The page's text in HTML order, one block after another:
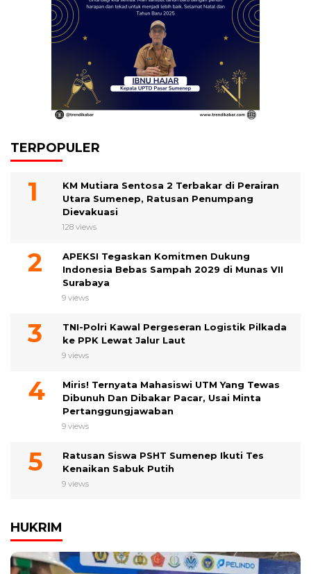
TERPOPULER
KM Mutiara Sentosa 2 Terbakar di Perairan
Utara Sumenep, Ratusan Penumpang
Dievakuasi
128 views
APEKSI Tegaskan Komitmen Dukung
Indonesia Bebas Sampah 2029 di Munas VII
Surabaya
9 views
TNI-Polri Kawal Pergeseran Logistik Pilkada
ke PPK Lewat Jalur Laut
9 views
Miris! Ternyata Mahasiswi UTM Yang Tewas
Dibunuh Dan Dibakar Pacar, Usai Minta
Pertanggungjawaban
9 views
Ratusan Siswa PSHT Sumenep Ikuti Tes
Kenaikan Sabuk Putih
9 views
HUKRIM